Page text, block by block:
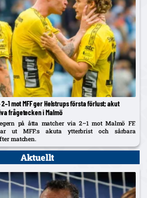
mot MFF ger Helstrups första förlust; akut
frågetecken i Malmö
på åtta matcher via 2–1 mot Malmö FF.
ut MFF:s akuta ytterbrist och sårbara
matchen.
Aktuellt